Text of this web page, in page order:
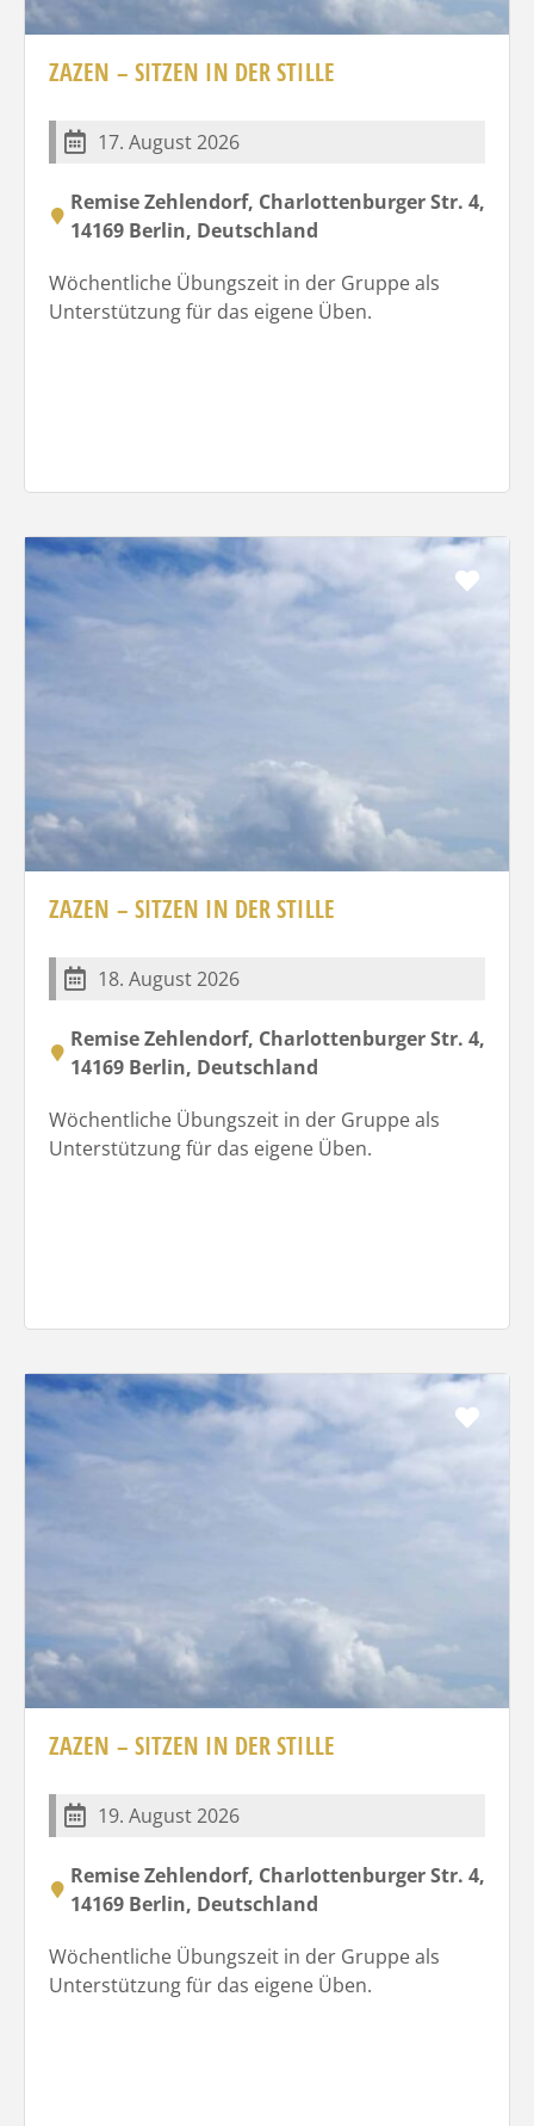
ZAZEN – SITZEN IN DER STILLE
17. August 2026
Remise Zehlendorf, Charlottenburger Str. 4,
14169 Berlin, Deutschland
Wöchentliche Übungszeit in der Gruppe als
Unterstützung für das eigene Üben.
ZAZEN – SITZEN IN DER STILLE
18. August 2026
Remise Zehlendorf, Charlottenburger Str. 4,
14169 Berlin, Deutschland
Wöchentliche Übungszeit in der Gruppe als
Unterstützung für das eigene Üben.
ZAZEN – SITZEN IN DER STILLE
19. August 2026
Remise Zehlendorf, Charlottenburger Str. 4,
14169 Berlin, Deutschland
Wöchentliche Übungszeit in der Gruppe als
Unterstützung für das eigene Üben.